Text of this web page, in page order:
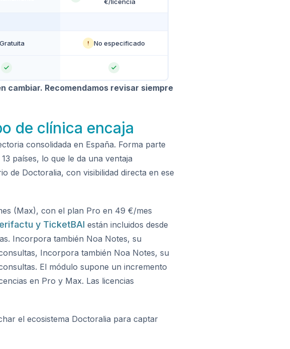
Gratuita ! No especificado
cambiar. Recomendamos revisar siempre
de clínica encaja
consolidada en España. Forma parte
países, lo que le da una ventaja
de Doctoralia, con visibilidad directa en ese
(Max), con el plan Pro en 49 €/mes
y TicketBAI están incluidos desde
Incorpora también Noa Notes, su
Incorpora también Noa Notes, su
El módulo supone un incremento
en Pro y Max. Las licencias
el ecosistema Doctoralia para captar